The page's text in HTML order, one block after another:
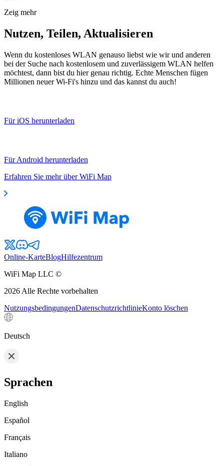
Zeig mehr
Nutzen, Teilen, Aktualisieren
Wenn du kostenloses WLAN genauso liebst wie wir und anderen
bei der Suche nach kostenlosem und zuverlässigem WLAN helfen
möchtest, dann bist du hier genau richtig. Echte Menschen fügen
Millionen neuer Wi-Fi's hinzu und das kannst du auch!
Für iOS herunterladen
Für Android herunterladen
Erfahren Sie mehr über WiFi Map
Online-KarteBlogHilfezentrum
WiFi Map LLC ©
2026 Alle Rechte vorbehalten
NutzungsbedingungenDatenschutzrichtlinieKonto löschen
Deutsch
Sprachen
English
Español
Français
Italiano